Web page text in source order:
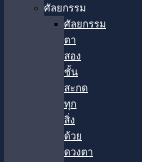
ศัลยกรรม
ศัลยกรรม
ตา
สอง
ชั้น
สะกด
ทุก
สิ่ง
ด้วย
ดวงตา